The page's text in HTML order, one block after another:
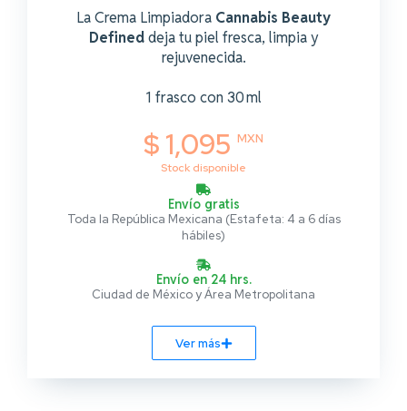
La Crema Limpiadora Cannabis Beauty
Defineddeja tu piel fresca, limpia y
rejuvenecida.
1 frasco con 30 ml
$ 1,095 MXN
Stock disponible
Envío gratis
Toda la República Mexicana (Estafeta: 4 a 6 días
hábiles)
Envío en 24 hrs.
Ciudad de México y Área Metropolitana
Ver más